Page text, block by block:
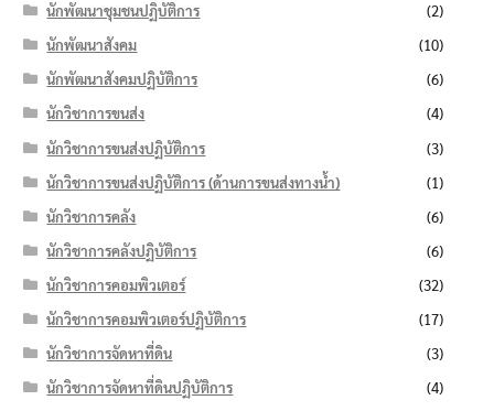
นักพัฒนาชุมชนปฏิบัติการ
(2)
นักพัฒนาสังคม
(10)
นักพัฒนาสังคมปฏิบัติการ
(6)
นักวิชาการขนส่ง
(4)
นักวิชาการขนส่งปฏิบัติการ
(3)
นักวิชาการขนส่งปฏิบัติการ (ด้านการขนส่งทางน้ำ)
(1)
นักวิชาการคลัง
(6)
นักวิชาการคลังปฏิบัติการ
(6)
นักวิชาการคอมพิวเตอร์
(32)
นักวิชาการคอมพิวเตอร์ปฏิบัติการ
(17)
นักวิชาการจัดหาที่ดิน
(3)
นักวิชาการจัดหาที่ดินปฏิบัติการ
(4)